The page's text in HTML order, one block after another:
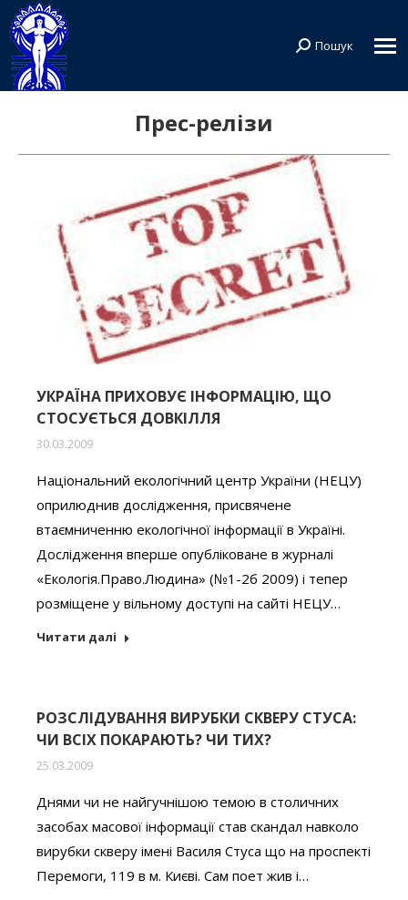
Search:
Пошук
Прес-релізи
УКРАЇНА ПРИХОВУЄ ІНФОРМАЦІЮ, ЩО
СТОСУЄТЬСЯ ДОВКІЛЛЯ
30.03.2009
Національний екологічний центр України (НЕЦУ)
оприлюднив дослідження, присвячене
втаємниченню екологічної інформації в Україні.
Дослідження вперше опубліковане в журналі
«Екологія.Право.Людина» (№1-2б 2009) і тепер
розміщене у вільному доступі на сайті НЕЦУ…
Читати далі
РОЗСЛІДУВАННЯ ВИРУБКИ СКВЕРУ СТУСА:
ЧИ ВСІХ ПОКАРАЮТЬ? ЧИ ТИХ?
25.03.2009
Днями чи не найгучнішою темою в столичних
засобах масової інформації став скандал навколо
вирубки скверу імені Василя Стуса що на проспекті
Перемоги, 119 в м. Києві. Сам поет жив і…